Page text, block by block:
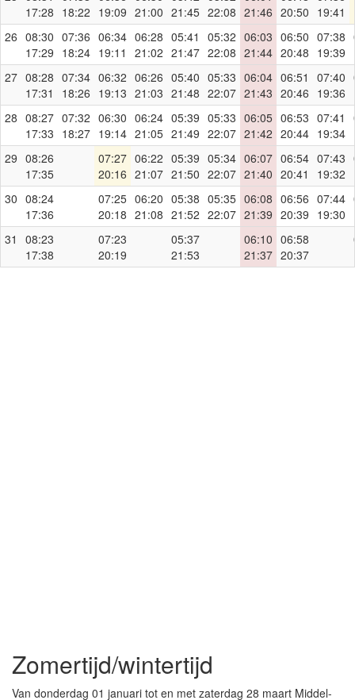
17:28 18:22 19:09 21:00 21:45 22:08 21:46 20:50 19:41
26 08:30
17:29
07:36
18:24
06:34
19:11
06:28
21:02
05:41
21:47
05:32
22:08
06:03
21:44
06:50
20:48
07:38
19:39
27 08:28
17:31
07:34
18:26
06:32
19:13
06:26
21:03
05:40
21:48
05:33
22:07
06:04
21:43
06:51
20:46
07:40
19:36
28 08:27
17:33
07:32
18:27
06:30
19:14
06:24
21:05
05:39
21:49
05:33
22:07
06:05
21:42
06:53
20:44
07:41
19:34
29 08:26
17:35
07:27
20:16
06:22
21:07
05:39
21:50
05:34
22:07
06:07
21:40
06:54
20:41
07:43
19:32
30 08:24
17:36
07:25
20:18
06:20
21:08
05:38
21:52
05:35
22:07
06:08
21:39
06:56
20:39
07:44
19:30
31
08:23
17:38
07:23
20:19
05:37
21:53
06:10
21:37
06:58
20:37
Zomertijd/wintertijd
Van donderdag 01 januari tot en met zaterdag 28 maart Middel-